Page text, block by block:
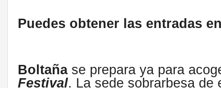
Puedes obtener las entradas
Boltañase prepara ya para
Festival. La sede sobrarbesa de